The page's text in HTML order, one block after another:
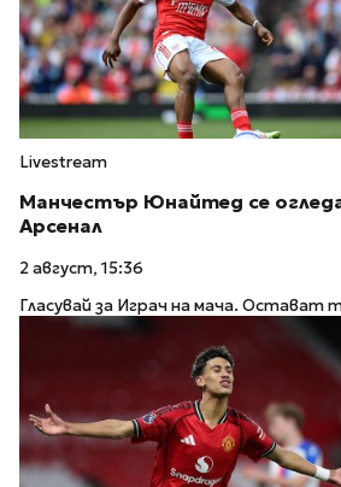
Livestream
Манчестър Юнайтед се
Арсенал
2 август, 15:36
Гласувай за Играч на мача. Остават